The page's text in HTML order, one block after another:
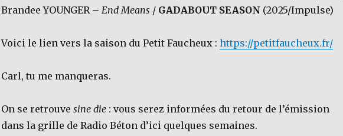
Brandee YOUNGER – End Means / GADABOUT SEASON (2025/Impulse)
Voici le lien vers la saison du Petit Faucheux : https://petitfaucheux.fr/
Carl, tu me manqueras.
On se retrouve sine die: vous serez informées du retour de l’émission
dans la grille de Radio Béton d’ici quelques semaines.